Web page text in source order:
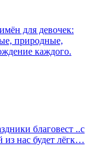
для девочек:
природные,
каждого.
благовест ..с
из нас будет лёгк…